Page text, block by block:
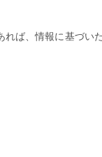
ば、情報に基づい